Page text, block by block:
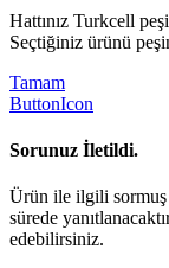
Hattınız Turkcell
Seçtiğiniz ürünü
Tamam
ButtonIcon
Sorunuz İletildi.
Ürün ile ilgili sormuş
sürede
edebilirsiniz.